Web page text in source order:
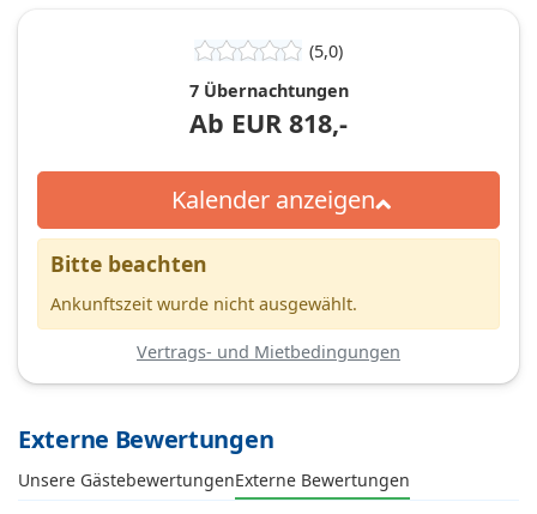
(5,0)
7 Übernachtungen
Ab EUR 818,-
Kalender anzeigen
Bitte beachten
Ankunftszeit wurde nicht ausgewählt.
Vertrags- und Mietbedingungen
Externe Bewertungen
Unsere GästebewertungenExterne Bewertungen